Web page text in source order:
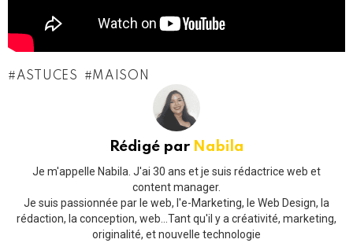
ASTUCES MAISON
Rédigé par Nabila
Je m'appelle Nabila. J'ai 30 ans et je suis rédactrice web et
content manager.
Je suis passionnée par le web, l'e-Marketing, le Web Design, la
rédaction, la conception, web...Tant qu'il y a créativité, marketing,
originalité, et nouvelle technologie